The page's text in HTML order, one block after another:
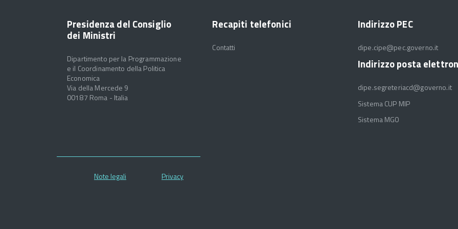
Presidenza del Consiglio
dei Ministri
Dipartimento per la Programmazione
e il Coordinamento della Politica
Economica
Via della Mercede 9
00187 Roma - Italia
Recapiti telefonici
Contatti
Indirizzo PEC
dipe.cipe@pec.governo.it
Indirizzo posta
dipe.segreteriacd@governo.it
Sistema CUP MIP
Sistema MGO
Note legali Privacy